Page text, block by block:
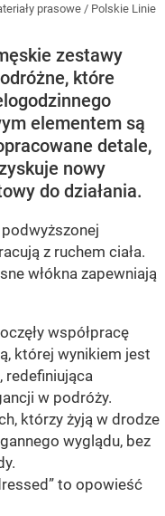
prasowe / Polskie Linie
zestawy
które
elementem są
detale,
nowy
do działania.
z ruchem ciała.
włókna zapewniają
współpracę
której wynikiem jest
redefiniująca
w podróży.
którzy żyją w drodze
wyglądu, bez
to opowieść